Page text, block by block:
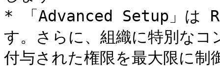
* 「Advanced Setup」は
す。さらに、組織に特別な
付与された権限を最大限に制